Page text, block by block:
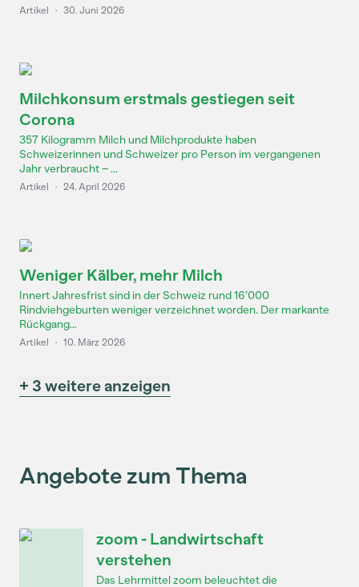
Artikel · 30. Juni 2026
Milchkonsum erstmals gestiegen seit
Corona
357 Kilogramm Milch und Milchprodukte haben
Schweizerinnen und Schweizer pro Person im vergangenen
Jahr verbraucht – ...
Artikel · 24. April 2026
Weniger Kälber, mehr Milch
Innert Jahresfrist sind in der Schweiz rund 16’000
Rindviehgeburten weniger verzeichnet worden. Der markante
Rückgang...
Artikel · 10. März 2026
+ 3 weitere anzeigen
Angebote zum Thema
zoom - Landwirtschaft
verstehen
Das Lehrmittel zoom beleuchtet die